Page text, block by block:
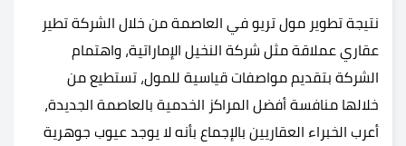
نتيجة تطوير مول تريو في العاصمة من خلال الشركة تطير
عقاري عملاقة مثل شركة النخيل الإماراتية، واهتمام
الشركة بتقديم مواصفات قياسية للمول، تستطيع من
خلالها منافسة أفضل المراكز الخدمية بالعاصمة الجديدة،
أعرب الخبراء العقاريين بالإجماع بأنه لا يوجد عيوب جوهرية